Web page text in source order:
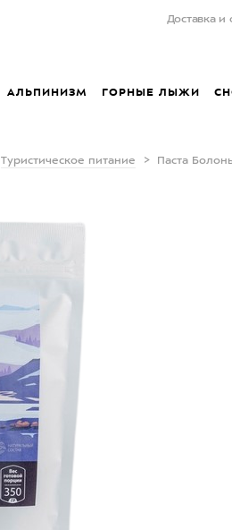
Доставка и
АЛЬПИНИЗМ ГОРНЫЕ ЛЫЖИ
Туристическое питание Паста